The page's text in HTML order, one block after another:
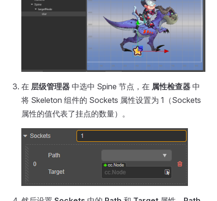
在 层级管理器 中选中 Spine 节点，在 属性检查器 中
将 Skeleton 组件的 Sockets 属性设置为 1（Sockets
属性的值代表了挂点的数量）。